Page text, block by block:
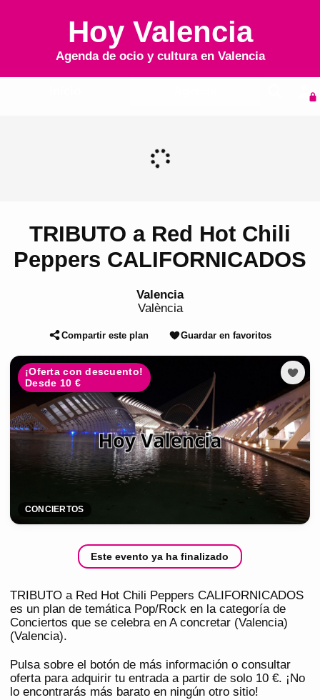
Hoy Valencia
Agenda de ocio y cultura en Valencia
TRIBUTO a Red Hot Chili
Peppers CALIFORNICADOS
Valencia
València
Compartir este plan Guardar en favoritos
¡Oferta con descuento!
Desde 10 €
CONCIERTOS
Este evento ya ha finalizado
TRIBUTO a Red Hot Chili Peppers CALIFORNICADOS
es un plan de temática Pop/Rock en la categoría de
Conciertos que se celebra en A concretar (Valencia)
(Valencia).
Pulsa sobre el botón de más información o consultar
oferta para adquirir tu entrada a partir de solo 10 €. ¡No
lo encontrarás más barato en ningún otro sitio!